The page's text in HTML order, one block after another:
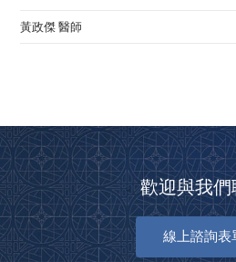
黃政傑 醫師
歡迎與我們
線上諮詢表